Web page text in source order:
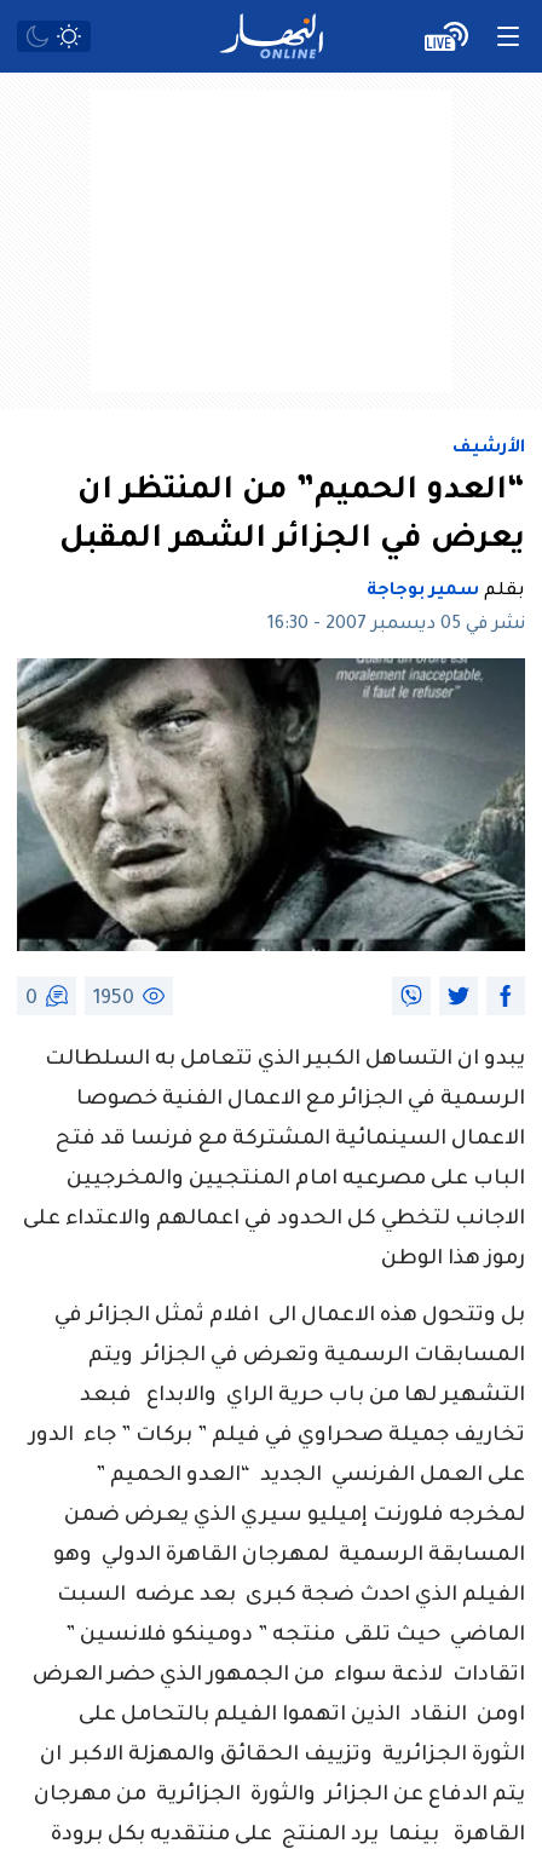
الأرشيف
“العدو الحميم” من المنتظر ان
يعرض في الجزائر الشهر المقبل
بقلم سمير بوجاجة
نشر في 05 ديسمبر 2007 - 16:30
1950
0
يبدو ان التساهل الكبير الذي تتعامل به السلطالت
الرسمية في الجزائر مع الاعمال الفنية خصوصا
الاعمال السينمائية المشتركة مع فرنسا قد فتح
الباب على مصرعيه امام المنتجيين والمخرجيين
الاجانب لتخطي كل الحدود في اعمالهم والاعتداء على
رموز هذا الوطن
بل وتتحول هذه الاعمال الى افلام ثمثل الجزائر في
المسابقات الرسمية وتعرض في الجزائر ويتم
التشهير لها من باب حرية الراي والابداع فبعد
تخاريف جميلة صحراوي في فيلم ” بركات ” جاء الدور
على العمل الفرنسي الجديد “العدو الحميم ”
لمخرجه فلورنت إميليو سيري الذي يعرض ضمن
المسابقة الرسمية لمهرجان القاهرة الدولي وهو
الفيلم الذي احدث ضجة كبرى بعد عرضه السبت
الماضي حيث تلقى منتجه ” دومينكو فلانسين ”
اتقادات لاذعة سواء من الجمهور الذي حضر العرض
اومن النقاد الذين اتهموا الفيلم بالتحامل على
الثورة الجزائرية وتزييف الحقائق والمهزلة الاكبر ان
يتم الدفاع عن الجزائر والثورة الجزائرية من مهرجان
القاهرة بينما يرد المنتج على منتقديه بكل برودة